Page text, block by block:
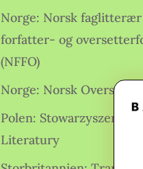
Norge: Norsk faglitterær
forfatter- og
(NFFO)
Norge: Norsk
Polen: Stowarzyszenie
Literatury